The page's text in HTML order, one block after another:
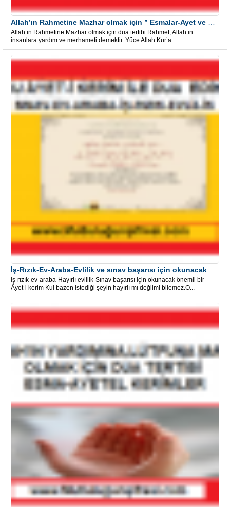
Allah’ın Rahmetine Mazhar olmak için dua tertibi Rahmet; Allah’ın
insanlara yardım ve merhameti demektir. Yüce Allah Kur’a...
iş-rızık-ev-araba-Hayırlı evlilik-Sınav başarısı için okunacak önemli bir
Âyet-i kerim Kul bazen istediği şeyin hayırlı mı değilmi bilemez.O...